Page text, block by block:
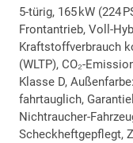
5-türig, 165 kW (224
Frontantrieb, Voll-
Kraftstoffverbrauch
(WLTP), CO₂-
Klasse D,
fahrtauglich,
Nichtraucher-
Scheckheftgepflegt,